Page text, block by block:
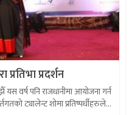
प्रतिभा प्रदर्शन
वर्ष पनि राजधानीमा आयोजना गर्न
ट्यालेन्ट शोमा प्रतिष्पर्धीहरुले...